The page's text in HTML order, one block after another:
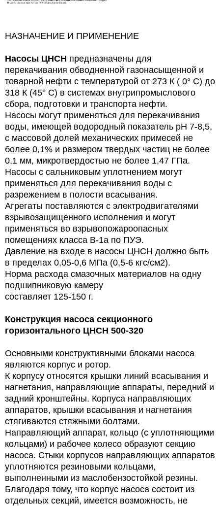
НАЗНАЧЕНИЕ И ПРИМЕНЕНИЕ
Насосы ЦНСН предназначены для
перекачивания обводненной газонасыщенной и
товарной нефти с температурой от 273 К ( 0° С) до
318 К (45° С) в системах внутрипромыслового
сбора, подготовки и транспорта нефти.
Насосы могут применяться для перекачивания
воды, имеющей водородный показатель рН 7-8,5,
с массовой долей механических примесей не
более 0,1% и размером твердых частиц не более
0,1 мм, микротвердостью не более 1,47 ГПа.
Насосы с сальниковым уплотнением могут
применяться для перекачивания воды с
разрежением в полости всасывания.
Агрегаты поставляются с электродвигателями
взрывозащищенного исполнения и могут
применяться во взрывопожароопасных
помещениях класса В-1а по ПУЭ.
Давление на входе в насосы ЦНСН должно быть
в пределах 0,05-0,6 МПа (0,5-6 кгс/см2).
Норма расхода смазочных материалов на одну
подшипниковую камеру
составляет 125-150 г.
Конструкция насоса секционного
горизонтального ЦНСН 500-320
Основными конструктивными блоками насоса
являются корпус и ротор.
К корпусу относятся крышки линий всасывания и
нагнетания, направляющие аппараты, передний и
задний кронштейны. Корпуса направляющих
аппаратов, крышки всасывания и нагнетания
стягиваются стяжными болтами.
Направляющий аппарат, кольцо (с уплотняющими
кольцами) и рабочее колесо образуют секцию
насоса. Стыки корпусов направляющих аппаратов
уплотняются резиновыми кольцами,
выполненными из маслобензостойкой резины.
Благодаря тому, что корпус насоса состоит из
отдельных секций, имеется возможность, не